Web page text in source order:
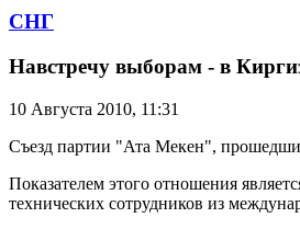
СНГ
Навстречу выборам - в
10 Августа 2010, 11:31
Съезд партии "Ата Мекен",
Показателем этого отношения
технических сотрудников из